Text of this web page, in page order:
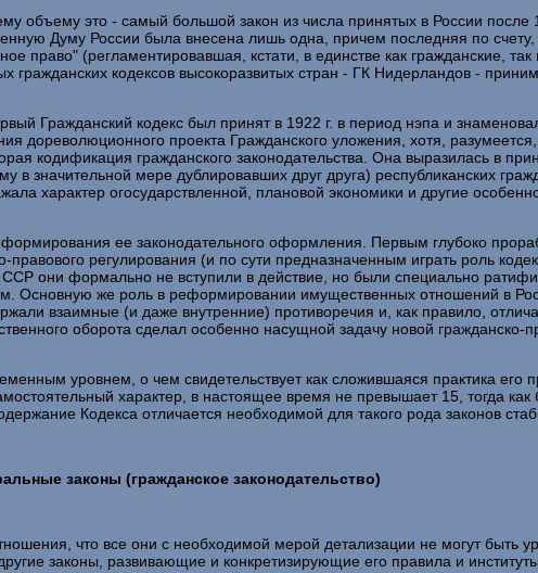
объему это - самый большой закон из числа принятых в России после
Думу России была внесена лишь одна, причем последняя по
право" (регламентировавшая, кстати, в единстве как гражданские,
кодексов высокоразвитых стран - ГК Нидерландов -
Гражданский кодекс был принят в 1922 г. в период нэпа и
дореволюционного проекта Гражданского уложения, хотя,
кодификация гражданского законодательства. Она выразилась в
в значительной мере дублировавших друг друга) республиканских
характер огосударствленной, плановой экономики и другие
ее законодательного оформления. Первым глубоко
регулирования (и по сути предназначенным играть роль
они формально не вступили в действие, но были специально
Основную же роль в реформировании имущественных отношений в
взаимные (и даже внутренние) противоречия и, как правило,
оборота сделал особенно насущной задачу новой гражданско-
уровнем, о чем свидетельствует как сложившаяся практика его
характер, в настоящее время не превышает 15, тогда
Кодекса отличается необходимой для такого рода законов
законы (гражданское законодательство)
что все они с необходимой мерой детализации не могут быть
законы, развивающие и конкретизирующие его правила и